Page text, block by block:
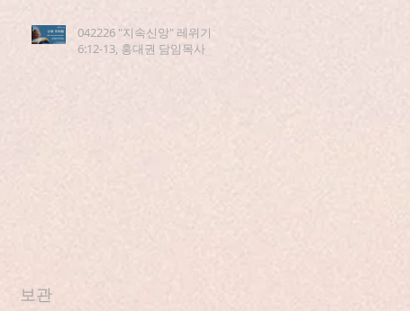
042226 "지속신앙" 레위기
6:12-13, 홍대권 담임목사
보관